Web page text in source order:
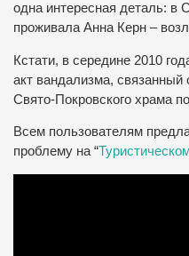
одна интересная деталь: в
проживала Анна Керн –
Кстати, в середине 2010
акт вандализма, связанный
Свято-Покровского храма
Всем пользователям
проблему на “